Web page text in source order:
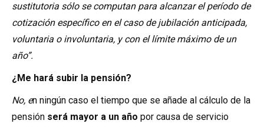
sustitutoria sólo se computan para alcanzar el período de
cotización específico en el caso de jubilación anticipada,
voluntaria o involuntaria, y con el límite máximo de un
año”.
¿Me hará subir la pensión?
No, en ningún caso el tiempo que se añade al cálculo de la
pensión será mayor a un año por causa de servicio